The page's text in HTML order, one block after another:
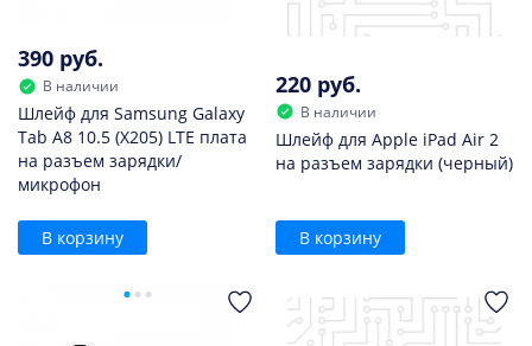
390 руб.
В наличии
Шлейф для Samsung Galaxy
Tab A8 10.5 (X205) LTE плата
на разъем зарядки/
микрофон
В корзину
220 руб.
В наличии
Шлейф для Apple iPad Air 2
на разъем зарядки (черный)
В корзину